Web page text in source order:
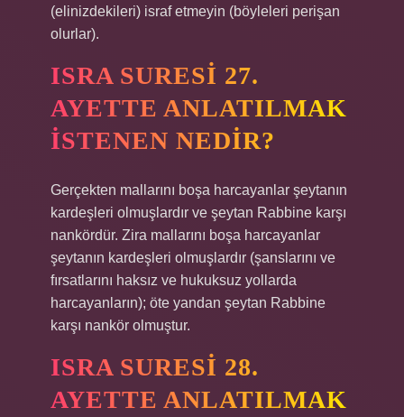
(elinizdekileri) israf etmeyin (böyleleri perişan
olurlar).
ISRA SURESI 27.
AYETTE ANLATILMAK
ISTENEN NEDIR?
Gerçekten mallarını boşa harcayanlar şeytanın
kardeşleri olmuşlardır ve şeytan Rabbine karşı
nankördür. Zira mallarını boşa harcayanlar
şeytanın kardeşleri olmuşlardır (şanslarını ve
fırsatlarını haksız ve hukuksuz yollarda
harcayanların); öte yandan şeytan Rabbine
karşı nankör olmuştur.
ISRA SURESI 28.
AYETTE ANLATILMAK